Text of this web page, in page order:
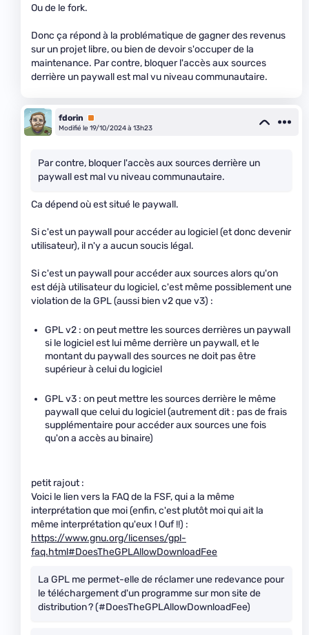
Ou de le fork.
Donc ça répond à la problématique de gagner des revenus
sur un projet libre, ou bien de devoir s'occuper de la
maintenance. Par contre, bloquer l'accès aux sources
derrière un paywall est mal vu niveau communautaire.
fdorin
Premium
Modifié le 19/10/2024 à 13h23
Par contre, bloquer l'accès aux sources derrière un
paywall est mal vu niveau communautaire.
Ca dépend où est situé le paywall.
Si c'est un paywall pour accéder au logiciel (et donc devenir
utilisateur), il n'y a aucun soucis légal.
Si c'est un paywall pour accéder aux sources alors qu'on
est déjà utilisateur du logiciel, c'est même possiblement une
violation de la GPL (aussi bien v2 que v3) :
GPL v2 : on peut mettre les sources derrières un paywall
si le logiciel est lui même derrière un paywall, et le
montant du paywall des sources ne doit pas être
supérieur à celui du logiciel
GPL v3 : on peut mettre les sources derrière le même
paywall que celui du logiciel (autrement dit : pas de frais
supplémentaire pour accéder aux sources une fois
qu'on a accès au binaire)
petit rajout :
Voici le lien vers la FAQ de la FSF, qui a la même
interprétation que moi (enfin, c'est plutôt moi qui ait la
même interprétation qu'eux ! Ouf !!) :
https://www.gnu.org/licenses/gpl-
faq.html#DoesTheGPLAllowDownloadFee
La GPL me permet-elle de réclamer une redevance pour
le téléchargement d'un programme sur mon site de
distribution ? (#DoesTheGPLAllowDownloadFee)